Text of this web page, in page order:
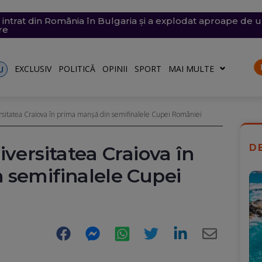
din România în Bulgaria și a explodat aproape de
vijelii. Trei Coduri galbene, temperaturi de 37 de
și drone asupra Kievului. Trei oameni, inclusiv un
săptămâna viitoare. Accesul se va face în etape. Iată ce
scufundate în Dunăre. Operațiunea continuă pentru
EXCLUSIV POLITICĂ OPINII SPORT MAI MULTE
Craiova în prima manșă din semifinalele Cupei României
Craiova în
Cupei
Facebook Messenger WhatsApp Twitter LinkedIn